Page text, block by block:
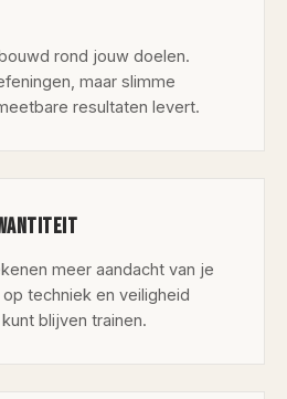
rond jouw doelen.
maar slimme
resultaten levert.
meer aandacht van je
techniek en veiligheid
blijven trainen.